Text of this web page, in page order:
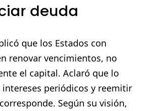
deuda
que los Estados con
renovar vencimientos, no
el capital. Aclaró que lo
periódicos y reemitir
Según su visión,